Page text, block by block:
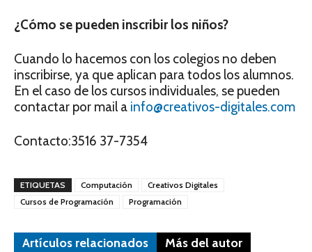
¿Cómo se pueden inscribir los niños?
Cuando lo hacemos con los colegios no deben
inscribirse, ya que aplican para todos los alumnos.
En el caso de los cursos individuales, se pueden
contactar por mail a info@creativos-digitales.com
Contacto:3516 37-7354
ETIQUETAS Computación
Creativos Digitales
Cursos de Programación
Programación
Artículos relacionados Más del autor